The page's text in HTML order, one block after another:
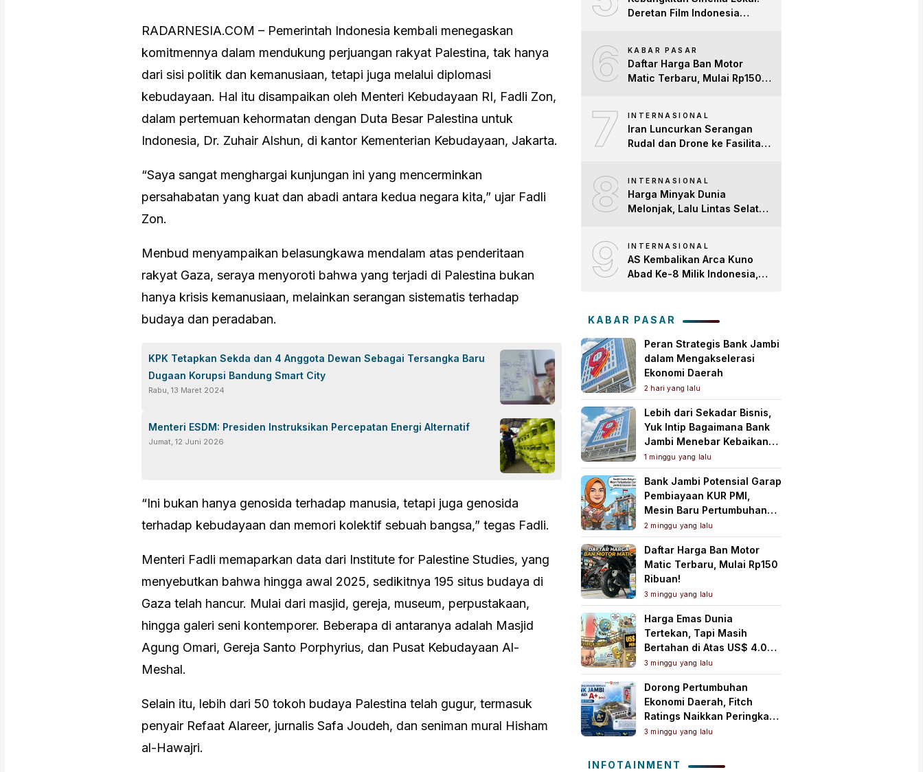
RADARNESIA.COM – Pemerintah Indonesia kembali menegaskan
komitmennya dalam mendukung perjuangan rakyat Palestina, tak hanya
dari sisi politik dan kemanusiaan, tetapi juga melalui diplomasi
kebudayaan. Hal itu disampaikan oleh Menteri Kebudayaan RI, Fadli Zon,
dalam pertemuan kehormatan dengan Duta Besar Palestina untuk
Indonesia, Dr. Zuhair Alshun, di kantor Kementerian Kebudayaan, Jakarta.
“Saya sangat menghargai kunjungan ini yang mencerminkan
persahabatan yang kuat dan abadi antara kedua negara kita,” ujar Fadli
Zon.
Menbud menyampaikan belasungkawa mendalam atas penderitaan
rakyat Gaza, seraya menyoroti bahwa yang terjadi di Palestina bukan
hanya krisis kemanusiaan, melainkan serangan sistematis terhadap
budaya dan peradaban.
KPK Tetapkan Sekda dan 4 Anggota Dewan Sebagai Tersangka Baru
Dugaan Korupsi Bandung Smart City
Rabu, 13 Maret 2024
Menteri ESDM: Presiden Instruksikan Percepatan Energi Alternatif
Jumat, 12 Juni 2026
“Ini bukan hanya genosida terhadap manusia, tetapi juga genosida
terhadap kebudayaan dan memori kolektif sebuah bangsa,” tegas Fadli.
Menteri Fadli memaparkan data dari Institute for Palestine Studies, yang
menyebutkan bahwa hingga awal 2025, sedikitnya 195 situs budaya di
Gaza telah hancur. Mulai dari masjid, gereja, museum, perpustakaan,
hingga galeri seni kontemporer. Beberapa di antaranya adalah Masjid
Agung Omari, Gereja Santo Porphyrius, dan Pusat Kebudayaan Al-
Meshal.
Selain itu, lebih dari 50 tokoh budaya Palestina telah gugur, termasuk
penyair Refaat Alareer, jurnalis Safa Joudeh, dan seniman mural Hisham
al-Hawajri.
Deretan Film Indonesia
Global
6 KABAR PASAR
Daftar Harga Ban Motor
Matic Terbaru, Mulai Rp150
7 INTERNASIONAL
Iran Luncurkan Serangan
Rudal dan Drone ke Fasilitas
8 INTERNASIONAL
Harga Minyak Dunia
Melonjak, Lalu Lintas Selat
9 INTERNASIONAL
AS Kembalikan Arca Kuno
Abad Ke-8 Milik Indonesia,
Tanah Air
KABAR PASAR
Peran Strategis Bank Jambi
dalam Mengakselerasi
Ekonomi Daerah
2 hari yang lalu
Lebih dari Sekadar Bisnis,
Yuk Intip Bagaimana Bank
Jambi Menebar Kebaikan
untuk Masyarakat!
1 minggu yang lalu
Bank Jambi Potensial Garap
Pembiayaan KUR PMI,
Mesin Baru Pertumbuhan
Ekonomi Daerah
2 minggu yang lalu
Daftar Harga Ban Motor
Matic Terbaru, Mulai Rp150
Ribuan!
3 minggu yang lalu
Harga Emas Dunia
Tertekan, Tapi Masih
Bertahan di Atas US$ 4.000
per Ons Troi
3 minggu yang lalu
Dorong Pertumbuhan
Ekonomi Daerah, Fitch
Ratings Naikkan Peringkat
Bank Jambi Jadi ‘A+(idn)’
3 minggu yang lalu
INFOTAINMENT